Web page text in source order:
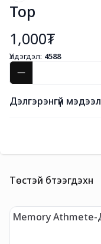
Тор
1,000₮
Үлдэгдэл: 4588
Дэлгэрэнгүй
Төстэй бүтээгдэхүүн
Memory Athmete-